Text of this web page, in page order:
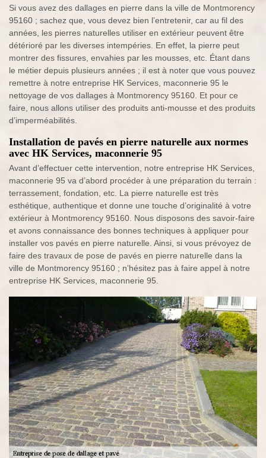
Si vous avez des dallages en pierre dans la ville de Montmorency
95160 ; sachez que, vous devez bien l’entretenir, car au fil des
années, les pierres naturelles utiliser en extérieur peuvent être
détérioré par les diverses intempéries. En effet, la pierre peut
montrer des fissures, envahies par les mousses, etc. Étant dans
le métier depuis plusieurs années ; il est à noter que vous pouvez
remettre à notre entreprise HK Services, maconnerie 95 le
nettoyage de vos dallages à Montmorency 95160. Et pour ce
faire, nous allons utiliser des produits anti-mousse et des produits
d’imperméabilités.
Installation de pavés en pierre naturelle aux normes
avec HK Services, maconnerie 95
Avant d’effectuer cette intervention, notre entreprise HK Services,
maconnerie 95 va d’abord procéder à une préparation du terrain :
terrassement, fondation, etc. La pierre naturelle est très
esthétique, authentique et donne une touche d’originalité à votre
extérieur à Montmorency 95160. Nous disposons des savoir-faire
et avons connaissance des bonnes techniques à appliquer pour
installer vos pavés en pierre naturelle. Ainsi, si vous prévoyez de
faire des travaux de pose de pavés en pierre naturelle dans la
ville de Montmorency 95160 ; n’hésitez pas à faire appel à notre
entreprise HK Services, maconnerie 95.